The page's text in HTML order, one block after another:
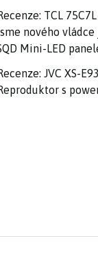
TCL
nového vládce
Mini-LED
JVC XS-
s